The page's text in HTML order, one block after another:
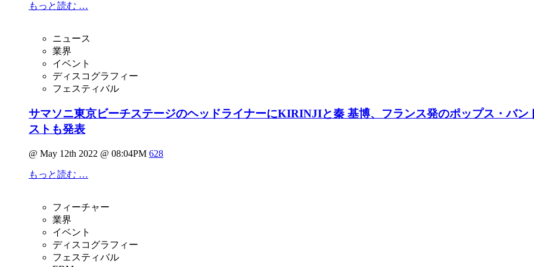
もっと読む …
ニュース
業界
イベント
ディスコグラフィー
フェスティバル
サマソニ東京ビーチステージのヘッドライナーにKIRINJIと秦 基博、フランス発のポップス・バ
ストも発表
@ May 12th 2022 @ 08:04PM 628
もっと読む …
フィーチャー
業界
イベント
ディスコグラフィー
フェスティバル